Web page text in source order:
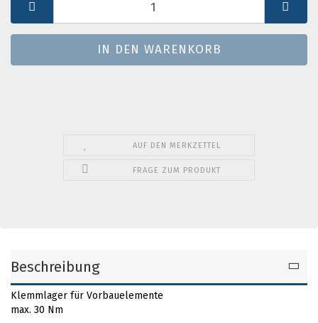
AUF DEN MERKZETTEL
FRAGE ZUM PRODUKT
Beschreibung
Klemmlager für Vorbauelemente
max. 30 Nm